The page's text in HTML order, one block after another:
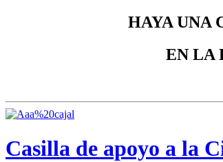
HAYA UNA
EN LA
Casilla de apoyo a la